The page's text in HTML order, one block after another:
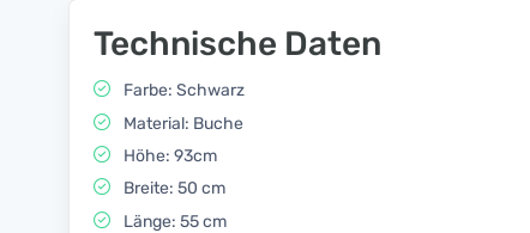
Technische Daten
Farbe: Schwarz
Material: Buche
Höhe: 93cm
Breite: 50 cm
Länge: 55 cm